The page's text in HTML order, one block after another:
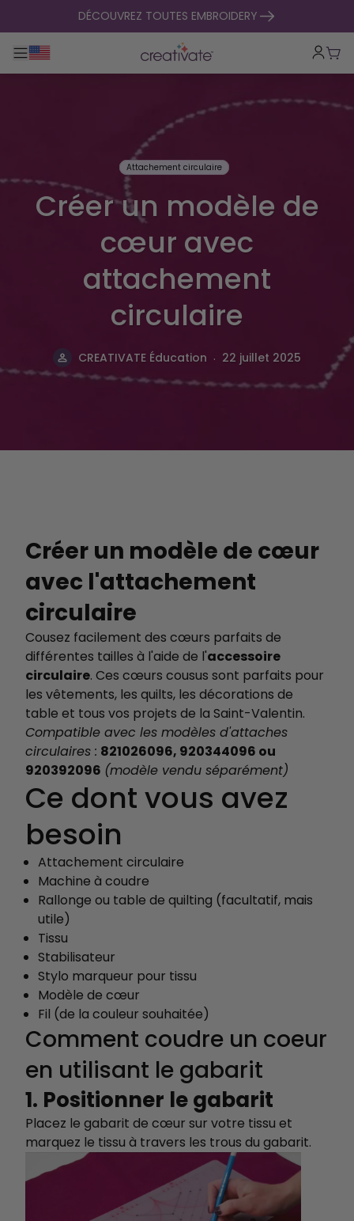
passer au contenuDÉCOUVREZ TOUTES EMBROIDERY
Basculer la navigation principale
Attachement circulaire
Créer un modèle de
cœur avec
attachement
circulaire
CREATIVATE Éducation . 22 juillet 2025
Créer un modèle de cœur
avec l'attachement
circulaire
Cousez facilement des cœurs parfaits de
différentes tailles à l'aide de l'accessoire
circulaire. Ces cœurs cousus sont parfaits pour
les vêtements, les quilts, les décorations de
table et tous vos projets de la Saint-Valentin.
Compatible avec les modèles d'attaches
circulaires : 821026096, 920344096 ou
920392096 (modèle vendu séparément)
Ce dont vous avez
besoin
Attachement circulaire
Machine à coudre
Rallonge ou table de quilting (facultatif, mais
utile)
Tissu
Stabilisateur
Stylo marqueur pour tissu
Modèle de cœur
Fil (de la couleur souhaitée)
Comment coudre un coeur
en utilisant le gabarit
1. Positionner le gabarit
Placez le gabarit de cœur sur votre tissu et
marquez le tissu à travers les trous du gabarit.